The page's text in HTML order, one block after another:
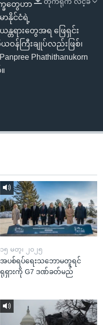
က္ခတွေဟာ
ာနိုင်ငံရဲ့
တရားတွေအရ ဖြေရှင်း
ကြီးချုပ်လည်းဖြစ်၊
Phathithanukorn
၁၅ မတ္၊ ၂၀၂၅
အပစ်ရပ်ရေးသဘောမတူရင်
ရုရှားကို G7 ဒဏ်ခတ်မည်